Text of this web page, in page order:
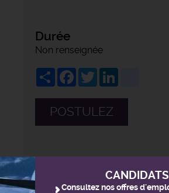
Durée
Non renseignée
ShareFacebook
Twitter
POSTULEZ
CANDIDATS
Consultez nos offres